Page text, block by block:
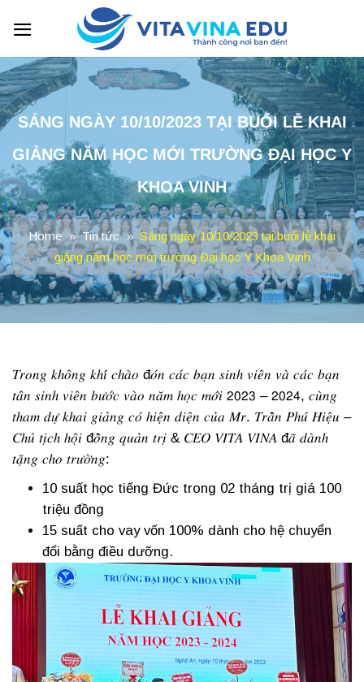
SÁNG NGÀY 10/10/2023 TẠI BUỔI LỄ KHAI
GIẢNG NĂM HỌC MỚI TRƯỜNG ĐẠI HỌC Y
KHOA VINH
Home » Tin tức » Sáng ngày 10/10/2023 tại buổi lễ khai
giảng năm học mới trường Đại học Y Khoa Vinh
𝑇𝑟𝑜𝑛𝑔 𝑘ℎ𝑜̂𝑛𝑔 𝑘ℎ𝑖́ 𝑐ℎ𝑎̀𝑜 đ𝑜́𝑛 𝑐𝑎́𝑐 𝑏𝑎̣𝑛 𝑠𝑖𝑛ℎ 𝑣𝑖𝑒̂𝑛 𝑣𝑎̀ 𝑐𝑎́𝑐 𝑏𝑎̣𝑛
𝑡𝑎̂𝑛 𝑠𝑖𝑛ℎ 𝑣𝑖𝑒̂𝑛 𝑏𝑢̛𝑜̛́𝑐 𝑣𝑎̀𝑜 𝑛𝑎̆𝑚 ℎ𝑜̣𝑐 𝑚𝑜̛́𝑖 𝟤𝟢𝟤𝟥 – 𝟤𝟢𝟤𝟦, 𝑐𝑢̀𝑛𝑔
𝑡ℎ𝑎𝑚 𝑑𝑢̛̣ 𝑘ℎ𝑎𝑖 𝑔𝑖𝑎̉𝑛𝑔 𝑐𝑜́ ℎ𝑖𝑒̣̂𝑛 𝑑𝑖𝑒̣̂𝑛 𝑐𝑢̉𝑎 𝑀𝑟. 𝑇𝑟𝑎̂̀𝑛 𝑃ℎ𝑢́ 𝐻𝑖𝑒̣̂𝑢 –
𝐶ℎ𝑢̉ 𝑡𝑖̣𝑐ℎ ℎ𝑜̣̂𝑖 đ𝑜̂̀𝑛𝑔 𝑞𝑢𝑎̉𝑛 𝑡𝑟𝑖̣ & 𝐶𝐸𝑂 𝑉𝐼𝑇𝐴 𝑉𝐼𝑁𝐴 đ𝑎̃ 𝑑𝑎̀𝑛ℎ
𝑡𝑎̣̆𝑛𝑔 𝑐ℎ𝑜 𝑡𝑟𝑢̛𝑜̛̀𝑛𝑔:
10 suất học tiếng Đức trong 02 tháng trị giá 100
triệu đồng
15 suất cho vay vốn 100% dành cho hệ chuyển
đổi bằng điều dưỡng.